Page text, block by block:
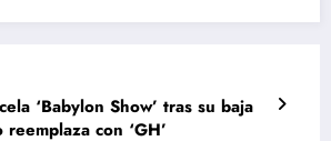
‘Babylon Show’ tras su baja
con ‘GH’